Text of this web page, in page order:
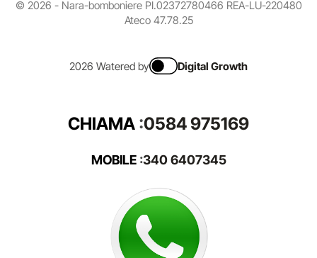
© 2026 - Nara-bomboniere PI.02372780466 REA-LU-220480
Ateco 47.78.25
2026 Watered by Digital Growth
CHIAMA :0584 975169
MOBILE:340 6407345